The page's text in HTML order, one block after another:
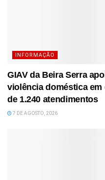
INFORMAÇÃO
GIAV da Beira Serra
violência doméstica
de 1.240 atendimentos
7 DE AGOSTO, 2026